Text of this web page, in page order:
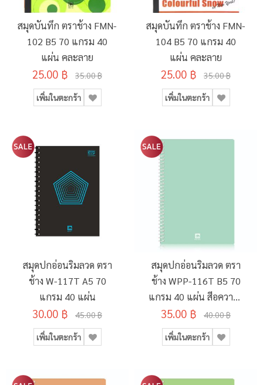
สมุดบันทึก ตราช้าง FMN-
102 B5 70 แกรม 40
แผ่น คละลาย
25.00 ฿ 35.00 ฿
เพิ่มในตะกร้า
สมุดบันทึก ตราช้าง FMN-
104 B5 70 แกรม 40
แผ่น คละลาย
25.00 ฿ 35.00 ฿
เพิ่มในตะกร้า
สมุดปกอ่อนริมลวด ตรา
ช้าง W-117T A5 70
แกรม 40 แผ่น
30.00 ฿ 45.00 ฿
เพิ่มในตะกร้า
สมุดปกอ่อนริมลวด ตรา
ช้าง WPP-116T B5 70
แกรม 40 แผ่น สีอความา
รีน
35.00 ฿ 40.00 ฿
เพิ่มในตะกร้า